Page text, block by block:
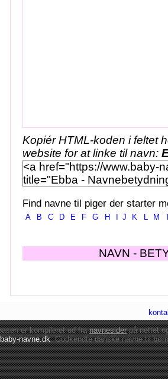
Kopiér HTML-koden i feltet
website for at linke til navn:
Find navne til piger der starter
A B C D E F G H J K L M
NAVN -
er kompileret ud franavnesiderpå nettet
baby-navne.dk: Godkendte danskenavne til børn